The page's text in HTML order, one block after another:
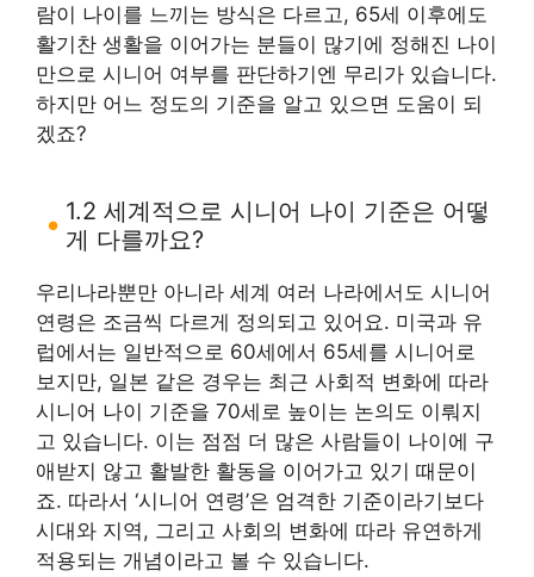
람이 나이를 느끼는 방식은 다르고, 65세 이후에도
활기찬 생활을 이어가는 분들이 많기에 정해진 나이
만으로 시니어 여부를 판단하기엔 무리가 있습니다.
하지만 어느 정도의 기준을 알고 있으면 도움이 되
겠죠?
1.2 세계적으로 시니어 나이 기준은 어떻
게 다를까요?
우리나라뿐만 아니라 세계 여러 나라에서도 시니어
연령은 조금씩 다르게 정의되고 있어요. 미국과 유
럽에서는 일반적으로 60세에서 65세를 시니어로
보지만, 일본 같은 경우는 최근 사회적 변화에 따라
시니어 나이 기준을 70세로 높이는 논의도 이뤄지
고 있습니다. 이는 점점 더 많은 사람들이 나이에 구
애받지 않고 활발한 활동을 이어가고 있기 때문이
죠. 따라서 ‘시니어 연령’은 엄격한 기준이라기보다
시대와 지역, 그리고 사회의 변화에 따라 유연하게
적용되는 개념이라고 볼 수 있습니다.